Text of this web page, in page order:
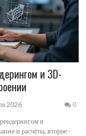
и 3D-
2026 0
в
и расчёты, второе -